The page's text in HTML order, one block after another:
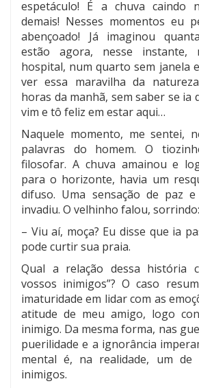
espetáculo! É a chuva caindo
demais! Nesses momentos eu
abençoado! Já imaginou
estão agora, nesse instante,
hospital, num quarto sem janela
ver essa maravilha da
horas da manhã, sem saber se ia
vim e tô feliz em estar aqui…
Naquele momento, me sentei,
palavras do homem. O
filosofar. A chuva amainou e
para o horizonte, havia um
difuso. Uma sensação de paz
invadiu. O velhinho falou, sorrindo:
– Viu aí, moça? Eu disse que ia
pode curtir sua praia.
Qual a relação dessa história
vossos inimigos”? O caso
imaturidade em lidar com as
atitude de meu amigo, logo
inimigo. Da mesma forma, nas
puerilidade e a ignorância
mental é, na realidade, um de
inimigos.